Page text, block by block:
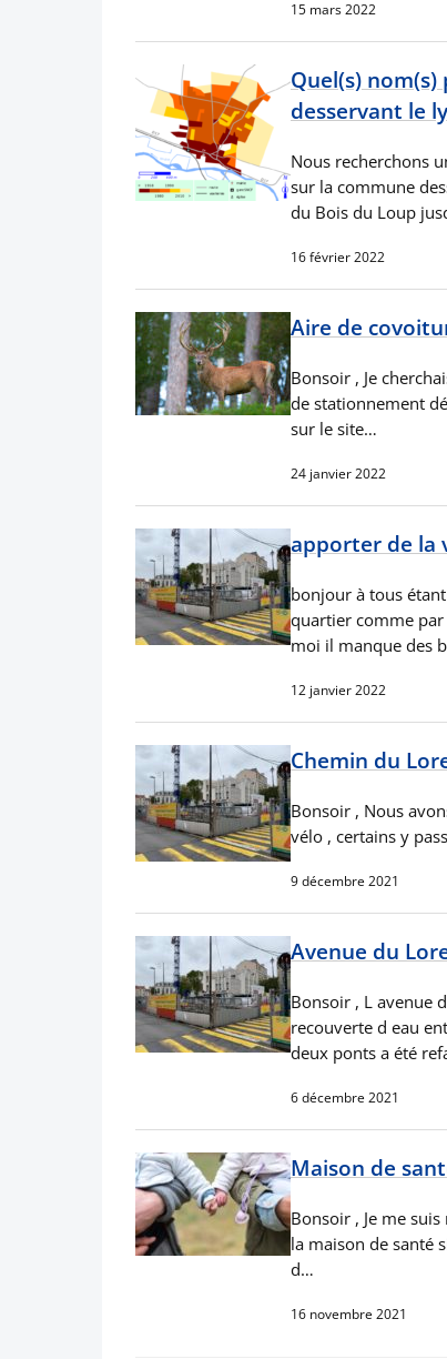
15 mars 2022
Quel(s)
desservant le
Nous recherchons
sur la commune
du Bois du Loup
16 février 2022
Aire de
Bonsoir , Je
de stationnement
sur le site…
24 janvier 2022
apporter de la
bonjour à tous
quartier comme
moi il manque des
12 janvier 2022
Chemin du
Bonsoir , Nous
vélo , certains y
9 décembre 2021
Avenue du
Bonsoir , L avenue
recouverte d eau
deux ponts a été
6 décembre 2021
Maison de
Bonsoir , Je me
la maison de santé
d…
16 novembre 2021